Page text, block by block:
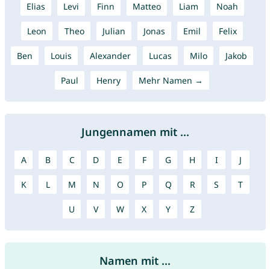
Elias Levi Finn Matteo Liam Noah
Leon Theo Julian Jonas Emil Felix
Ben Louis Alexander Lucas Milo Jakob
Paul Henry Mehr Namen →
Jungennamen mit ...
A B C D E F G H I J
K L M N O P Q R S T
U V W X Y Z
Namen mit ...